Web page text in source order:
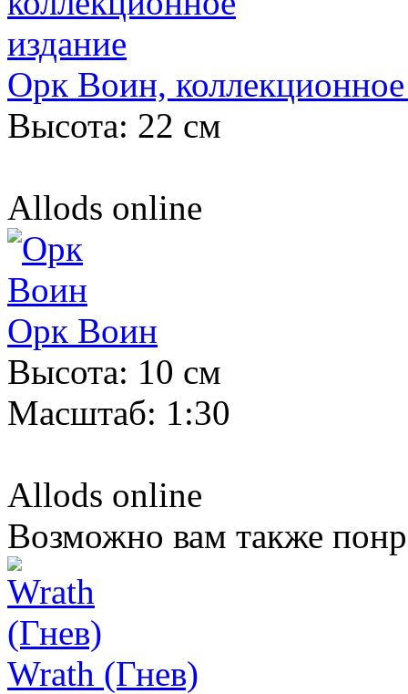
Орк Воин, коллекционное
Высота: 22 см
Allods online
Орк Воин
Высота: 10 см
Масштаб: 1:30
Allods online
Возможно вам также
Wrath (Гнев)